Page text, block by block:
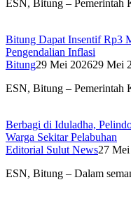
ESN, Bitung –
Bitung Dapat Insentif Rp3
Pengendalian Inflasi
Bitung29 Mei 202629 Mei
ESN, Bitung – Pemerintah
Berbagi di Iduladha,
Warga Sekitar Pelabuhan
Editorial Sulut News27
ESN, Bitung – Dalam